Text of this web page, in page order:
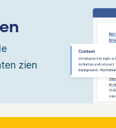
zien